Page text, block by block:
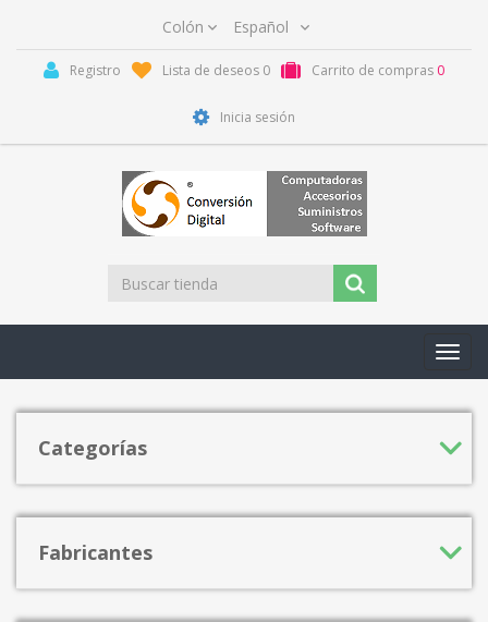
Registro Lista de deseos 0 Carrito de compras 0
Inicia sesión
Categorías
Fabricantes